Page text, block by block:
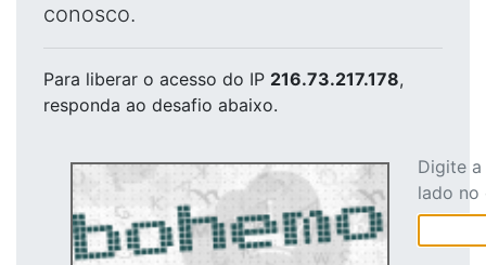
conosco.
Para liberar o acesso do IP 216.73.217.178,
responda ao desafio abaixo.
Digite
lado no